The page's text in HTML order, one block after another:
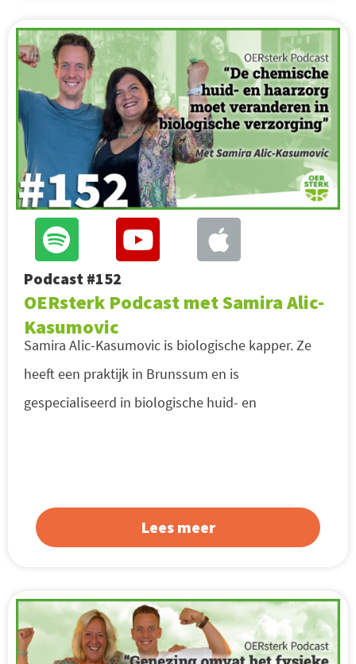
Podcast #152
OERsterk Podcast met Samira Alic-
Kasumovic
Samira Alic-Kasumovic is biologische kapper. Ze
heeft een praktijk in Brunssum en is
gespecialiseerd in biologische huid- en
Lees meer